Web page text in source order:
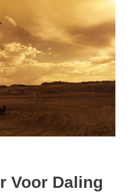
Voor Daling